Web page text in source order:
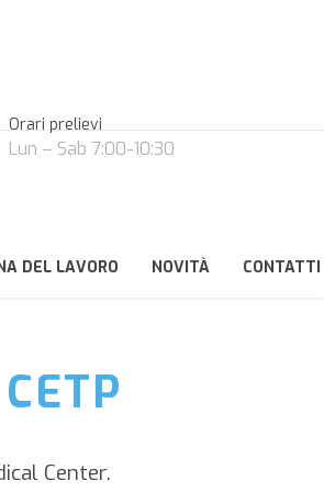
Orari prelievi
Lun – Sab 7:00-10:30
DEL LAVORO NOVITÀ CONTATTI
Center.